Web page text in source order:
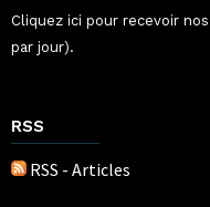
Cliquez ici pour recevoir
par jour).
RSS
RSS - Articles